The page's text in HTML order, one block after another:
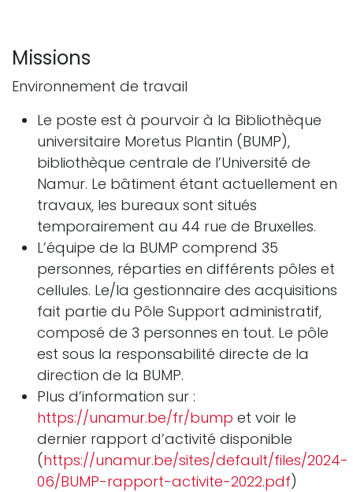
Missions
Environnement de travail
Le poste est à pourvoir à la Bibliothèque
universitaire Moretus Plantin (BUMP),
bibliothèque centrale de l’Université de
Namur. Le bâtiment étant actuellement en
travaux, les bureaux sont situés
temporairement au 44 rue de Bruxelles.
L’équipe de la BUMP comprend 35
personnes, réparties en différents pôles et
cellules. Le/la gestionnaire des acquisitions
fait partie du Pôle Support administratif,
composé de 3 personnes en tout. Le pôle
est sous la responsabilité directe de la
direction de la BUMP.
Plus d’information sur :
https://unamur.be/fr/bump et voir le
dernier rapport d’activité disponible
(https://unamur.be/sites/default/files/2024-
06/BUMP-rapport-activite-2022.pdf)